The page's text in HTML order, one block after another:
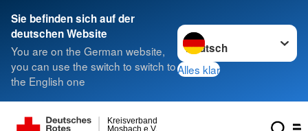
Sie befinden sich auf der
deutschen Website
You are on the German website,
you can use the switch to switch to
the English one
Sprache wechseln zu
Alles klar
Mosbach e.V.
Kreisverband